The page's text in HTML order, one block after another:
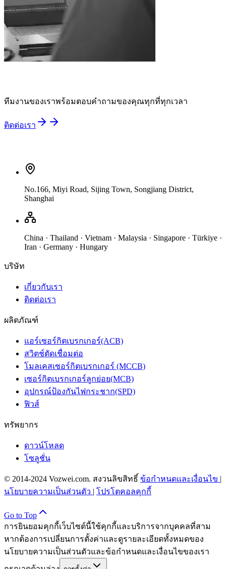
ทีมงานของเราพร้อมตอบคำถามของคุณทุกที่ทุกเวลา
ติดต่อเรา
No.166, Miyi Road, Sijing Town, Songjiang District,
Shanghai
China · Thailand · Vietnam · Malaysia · Singapore · Türkiye ·
Iran · Germany · Hungary
บริษัท
เกี่ยวกับเรา
ติดต่อเรา
ผลิตภัณฑ์
แอร์เซอร์กิตเบรกเกอร์(ACB)
สวิตช์ตัดเชื่อมต่อ
โมลเคสเซอร์กิตเบรกเกอร์ (MCCB)
เซอร์กิตเบรกเกอร์ลูกย่อย(MCB)
อุปกรณ์ป้องกันไฟกระชาก(SPD)
ฟิวส์
ทรัพยากร
ดาวน์โหลด
โซลูชั่น
© 2014-2024 Vozwei.com. สงวนลิขสิทธิ์ ข้อกำหนดและเงื่อนไข |
นโยบายความเป็นส่วนตัว | โปรโตคอลคุกกี้
Go to Top
การยินยอมคุกกี้เว็บไซต์นี้ใช้คุกกี้และบริการจากบุคคลที่สาม
หากต้องการเปลี่ยนการตั้งค่าและดูรายละเอียดทั้งหมดของ
นโยบายความเป็นส่วนตัวและข้อกำหนดและเงื่อนไขของเรา